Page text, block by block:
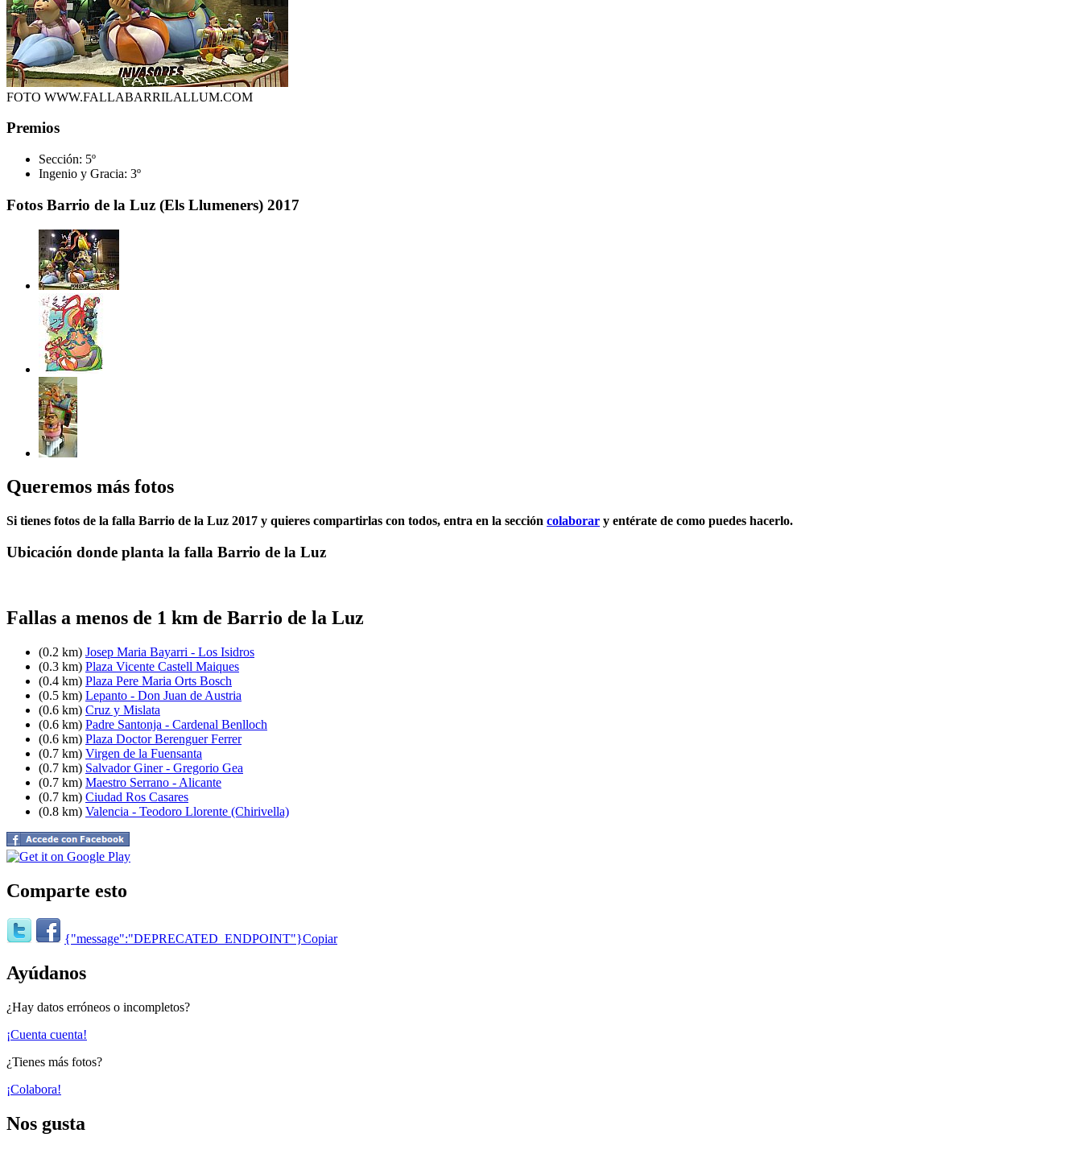
FOTO WWW.FALLABARRILALLUM.COM
Premios
Sección: 5º
Ingenio y Gracia: 3º
Fotos Barrio de la Luz (Els Llumeners) 2017
Queremos más fotos
Si tienes fotos de la falla Barrio de la Luz 2017 y quieres compartirlas con todos, entra en la sección colaborar y entérate de como puedes hacerlo.
Ubicación donde planta la falla Barrio de la Luz
Fallas a menos de 1 km de Barrio de la Luz
(0.2 km) Josep Maria Bayarri - Los Isidros
(0.3 km) Plaza Vicente Castell Maiques
(0.4 km) Plaza Pere Maria Orts Bosch
(0.5 km) Lepanto - Don Juan de Austria
(0.6 km) Cruz y Mislata
(0.6 km) Padre Santonja - Cardenal Benlloch
(0.6 km) Plaza Doctor Berenguer Ferrer
(0.7 km) Virgen de la Fuensanta
(0.7 km) Salvador Giner - Gregorio Gea
(0.7 km) Maestro Serrano - Alicante
(0.7 km) Ciudad Ros Casares
(0.8 km) Valencia - Teodoro Llorente (Chirivella)
Comparte esto
{"message":"DEPRECATED_ENDPOINT"}Copiar
Ayúdanos
¿Hay datos erróneos o incompletos?
¡Cuenta cuenta!
¿Tienes más fotos?
¡Colabora!
Nos gusta